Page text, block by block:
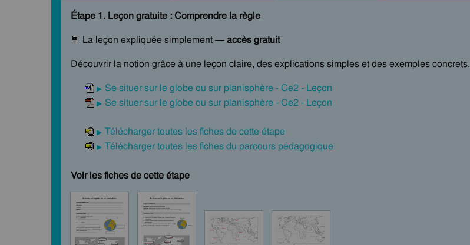
Étape 1. Leçon gratuite : Comprendre la règle
📘 La leçon expliquée simplement —accès gratuit
Découvrir la notion grâce à une leçon claire, des explications simples et des exemples concrets.
Se situer sur le globe ou sur planisphère - Ce2 - Leçon
Se situer sur le globe ou sur planisphère - Ce2 - Leçon
Télécharger toutes les fiches de cette étape
Télécharger toutes les fiches du parcours pédagogique
Voir les fiches de cette étape